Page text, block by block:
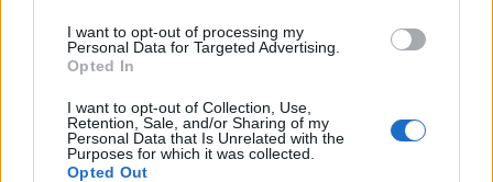
I want to opt-out of processing my
Personal Data for Targeted Advertising.
Opted In
I want to opt-out of Collection, Use,
Retention, Sale, and/or Sharing of my
Personal Data that Is Unrelated with the
Purposes for which it was collected.
Opted Out